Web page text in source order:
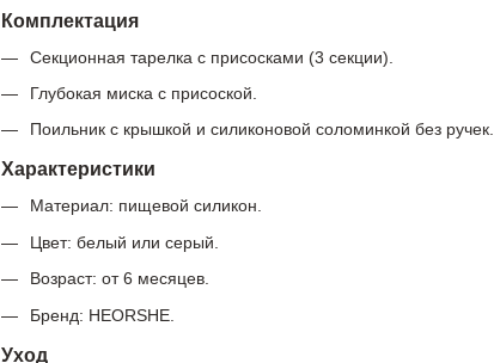
Комплектация
Секционная тарелка с присосками (3 секции).
Глубокая миска с присоской.
Поильник с крышкой и силиконовой соломинкой без ручек.
Характеристики
Материал: пищевой силикон.
Цвет: белый или серый.
Возраст: от 6 месяцев.
Бренд: HEORSHE.
Уход